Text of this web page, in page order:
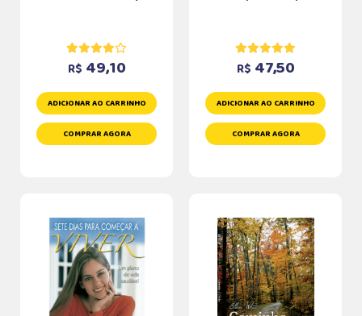
R$ 49,10
ADICIONAR AO CARRINHO
COMPRAR AGORA
R$ 47,50
ADICIONAR AO CARRINHO
COMPRAR AGORA